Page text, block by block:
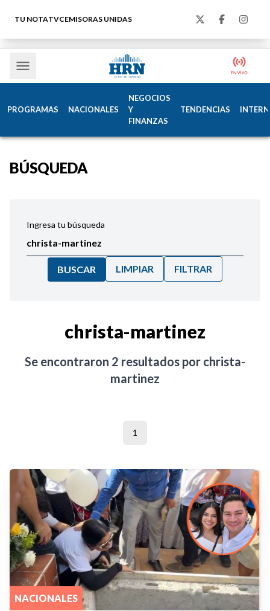
TU NOTATVCEMISORAS UNIDAS
PROGRAMAS NACIONALES
NEGOCIOS
Y
FINANZAS
TENDENCIAS
BÚSQUEDA
Ingresa tu búsqueda
BUSCAR LIMPIAR FILTRAR
christa-martinez
Se encontraron 2 resultados por christa-
martinez
1
NACIONALES